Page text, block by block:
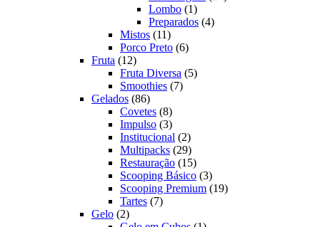
Lombo 11
produto
Preparados 44
Mistos 1111
produtos
Porco Preto 66
Fruta 1212
produtos
Fruta Diversa 55
Smoothies 77
Gelados 8686
produtos
Covetes 88
produtos
Impulso 33
produtos
Institucional 22
produtos
Multipacks 2929
produtos
Restauração 1515
produtos
Scooping Básico 33
produtos
Scooping Premium 1919
Tartes 77
Gelo 22